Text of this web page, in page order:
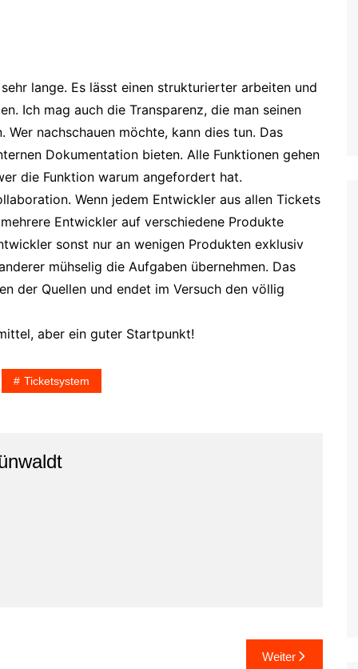
lange. Es lässt einen strukturierter arbeiten und
Ich mag auch die Transparenz, die man seinen
Wer nachschauen möchte, kann dies tun. Das
Dokumentation bieten. Alle Funktionen gehen
die Funktion warum angefordert hat.
Wenn jedem Entwickler aus allen Tickets
Entwickler auf verschiedene Produkte
sonst nur an wenigen Produkten exklusiv
mühselig die Aufgaben übernehmen. Das
der Quellen und endet im Versuch den völlig
aber ein guter Startpunkt!
Ticketsystem
Weiter